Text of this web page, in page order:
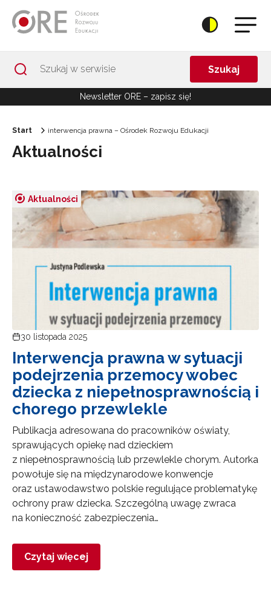
Szukaj
Newsletter ORE – zapisz się!
Start interwencja prawna – Ośrodek Rozwoju Edukacji
Aktualności
Aktualności
30 listopada 2025
Interwencja prawna w sytuacji
podejrzenia przemocy wobec
dziecka z niepełnosprawnością i
chorego przewlekle
Publikacja adresowana do pracowników oświaty,
sprawujących opiekę nad dzieckiem
z niepełnosprawnością lub przewlekle chorym. Autorka
powołuje się na międzynarodowe konwencje
oraz ustawodawstwo polskie regulujące problematykę
ochrony praw dziecka. Szczególną uwagę zwraca
na konieczność zabezpieczenia…
Czytaj więcej